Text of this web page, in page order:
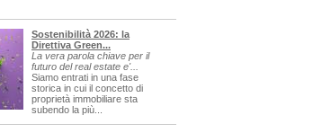
Sostenibilità 2026: la
Direttiva Green...
La vera parola chiave per il
futuro del real estate e'...
Siamo entrati in una fase
storica in cui il concetto di
proprietà immobiliare sta
subendo la più...